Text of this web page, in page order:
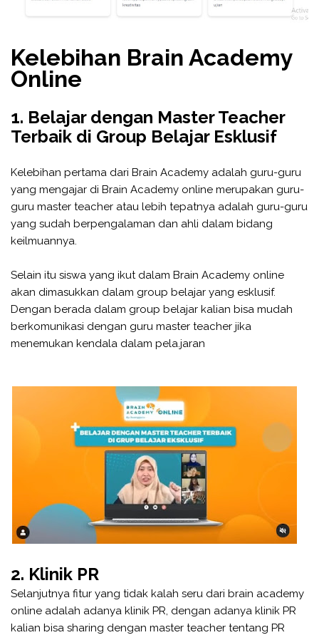
Kelebihan Brain Academy
Online
1. Belajar dengan Master Teacher
Terbaik di Group Belajar Esklusif
Kelebihan pertama dari Brain Academy adalah guru-guru
yang mengajar di Brain Academy online merupakan guru-
guru master teacher atau lebih tepatnya adalah guru-guru
yang sudah berpengalaman dan ahli dalam bidang
keilmuannya.
Selain itu siswa yang ikut dalam Brain Academy online
akan dimasukkan dalam group belajar yang esklusif.
Dengan berada dalam group belajar kalian bisa mudah
berkomunikasi dengan guru master teacher jika
menemukan kendala dalam pela.jaran
2. Klinik PR
Selanjutnya fitur yang tidak kalah seru dari brain academy
online adalah adanya klinik PR, dengan adanya klinik PR
kalian bisa sharing dengan master teacher tentang PR